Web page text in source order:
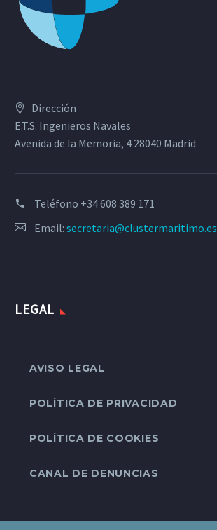
Dirección
E.T.S. Ingenieros Navales
Avenida de la Memoria, 4 28040 Madrid
Teléfono +34 608 389 171
Email: secretaria@clustermaritimo.es
LEGAL
AVISO LEGAL
POLÍTICA DE PRIVACIDAD
POLÍTICA DE COOKIES
CANAL DE DENUNCIAS